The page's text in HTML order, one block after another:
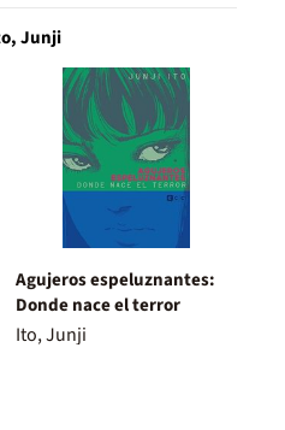
Junji
Agujeros espeluznantes:
Donde nace el terror
Ito, Junji